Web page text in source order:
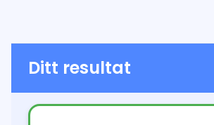
Ditt resultat